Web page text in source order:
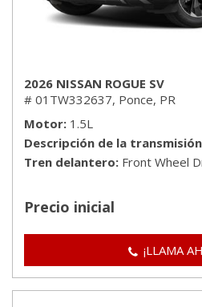
2026 NISSAN ROGUE SV
# 01TW332637, Ponce, PR
Motor 1.5L
Descripción de la transmisión
Tren delantero Front Wheel
Precio inicial
¡LLAMA